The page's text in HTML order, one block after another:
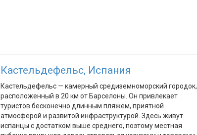
Кастельдефельс, Испания
Кастельдефельс — камерный средиземноморский городок,
расположенный в 20 км от Барселоны. Он привлекает
туристов бесконечно длинным пляжем, приятной
атмосферой и развитой инфраструктурой. Здесь живут
испанцы с достатком выше среднего, поэтому местная